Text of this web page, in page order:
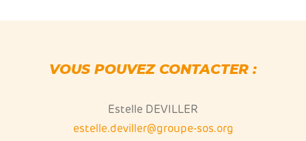
VOUS POUVEZ CONTACTER :
Estelle DEVILLER
estelle.deviller@groupe-sos.org